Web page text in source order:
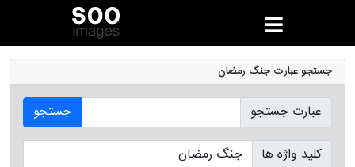
جستجو عبارت جنگ رمضان
عبارت جستجو
جستجو
کلید واژه ها